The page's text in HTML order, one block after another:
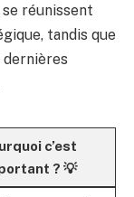
réunissent
tandis que
c’est
? 💡